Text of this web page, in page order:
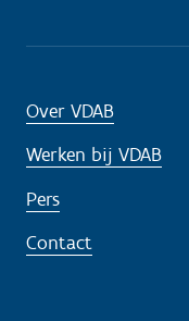
Over VDAB
Werken bij VDAB
Pers
Contact